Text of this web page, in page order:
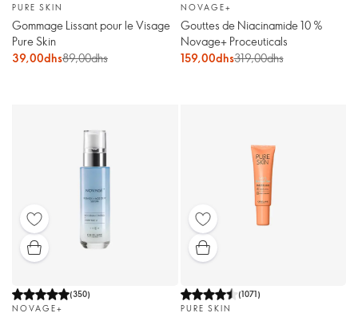
PURE SKIN
Gommage Lissant pour le Visage
Pure Skin
39,00dhs89,00dhs
NOVAGE+
Gouttes de Niacinamide 10 %
Novage+ Proceuticals
159,00dhs319,00dhs
(350)
NOVAGE+
(1071)
PURE SKIN